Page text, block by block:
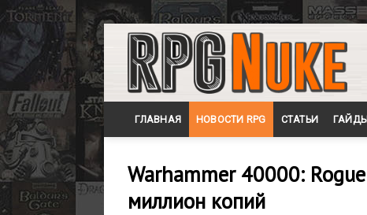
Skip
content
ГЛАВНАЯ НОВОСТИ RPG СТАТЬИ
Warhammer 40000:
миллион копий